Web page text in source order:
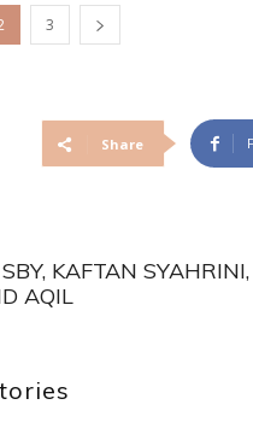
3
Share
KAFTAN
AQIL